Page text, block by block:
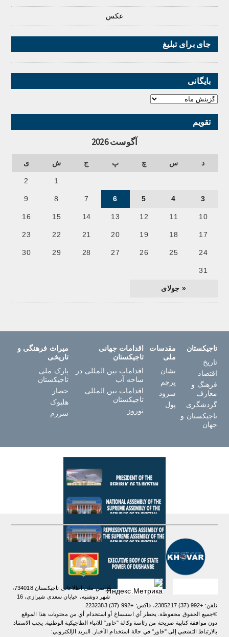
عکس
جای برای تبلیغ
بایگانی
تقویم
آگوست 2026
د س چ پ ج ش ی
« جولای
1
2
3
4
5
6
7
8
9
10
11
12
13
14
15
16
17
18
19
20
21
22
23
24
25
26
27
28
29
30
31
تاجیکستان
تاریخ
اقتصاد
فرهنگ و
معارف
گردشگری
تاجیکستان و
جهان
مقدسات
ملی
نشان
پرچم
سرود
پول
اقدامات جهانی
تاجیکستان
اقدامات بین المللی در
ساحه آب
اقدامات بین المللی
تاجیکستان
نوروز
میراث فرهنگی و
تاریخی
پارک ملی
تاجیکستان
حصار
هلبوک
سرزم
آژانس ملی اطلاعاتی تاجیکستان 734018،
شهر دوشنبه، خیابان سعدی شیرازی، 16
تلفن: +992 (37) 2385217، فاکس: +992 (37) 2232383
©جميع الحقوق محفوظة. يحظر أي استنساخ أو استخدام أي من محتويات هذا الموقع
دون موافقة كتابية صريحة من رئاسة وكالة "خاور" للانباء الطاجيكية الوطنية. یجب الاستناد
بالارتباط التشعبي إلى "خاور" في حالة استخدام الأخبار. البريد الإلكتروني: